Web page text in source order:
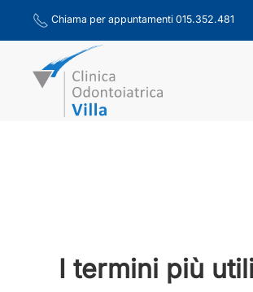
Skip to main content
Chiama per appuntamenti 015.352.481
I termini più